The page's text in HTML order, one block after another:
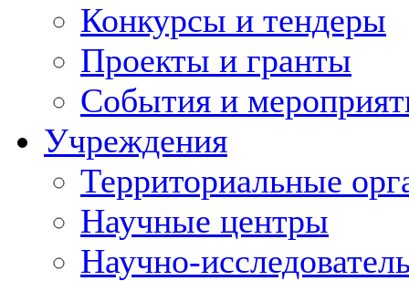
Конкурсы и тендеры
Проекты и гранты
События и
Учреждения
Территориальные
Научные центры
Научно-